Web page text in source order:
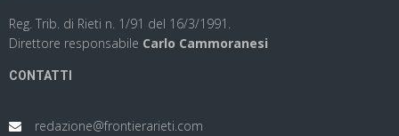
Reg. Trib. di Rieti n. 1/91 del 16/3/1991.
Direttore responsabile Carlo Cammoranesi
CONTATTI
redazione@frontierarieti.com